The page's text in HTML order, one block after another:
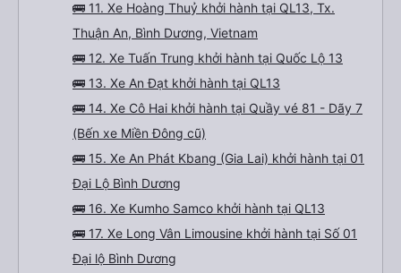
🚌 11. Xe Hoàng Thuỷ khởi hành tại QL13, Tx.
Thuận An, Bình Dương, Vietnam
🚌 12. Xe Tuấn Trung khởi hành tại Quốc Lộ 13
🚌 13. Xe An Đạt khởi hành tại QL13
🚌 14. Xe Cô Hai khởi hành tại Quầy vé 81 - Dãy 7
(Bến xe Miền Đông cũ)
🚌 15. Xe An Phát Kbang (Gia Lai) khởi hành tại 01
Đại Lộ Bình Dương
🚌 16. Xe Kumho Samco khởi hành tại QL13
🚌 17. Xe Long Vân Limousine khởi hành tại Số 01
Đại lộ Bình Dương